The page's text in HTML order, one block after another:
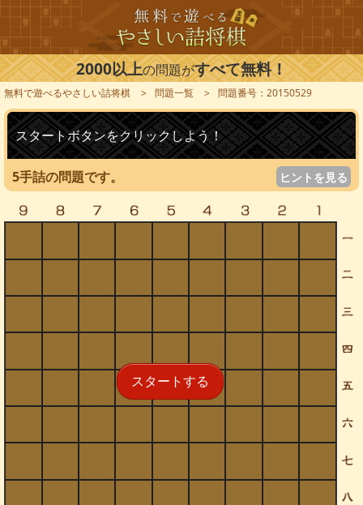
2000以上の問題がすべて無料！
無料で遊べるやさしい詰将棋 問題一覧 問題番号：20150529
スタートボタンをクリックしよう！
5手詰の問題です。 ヒントを見る
スタートする